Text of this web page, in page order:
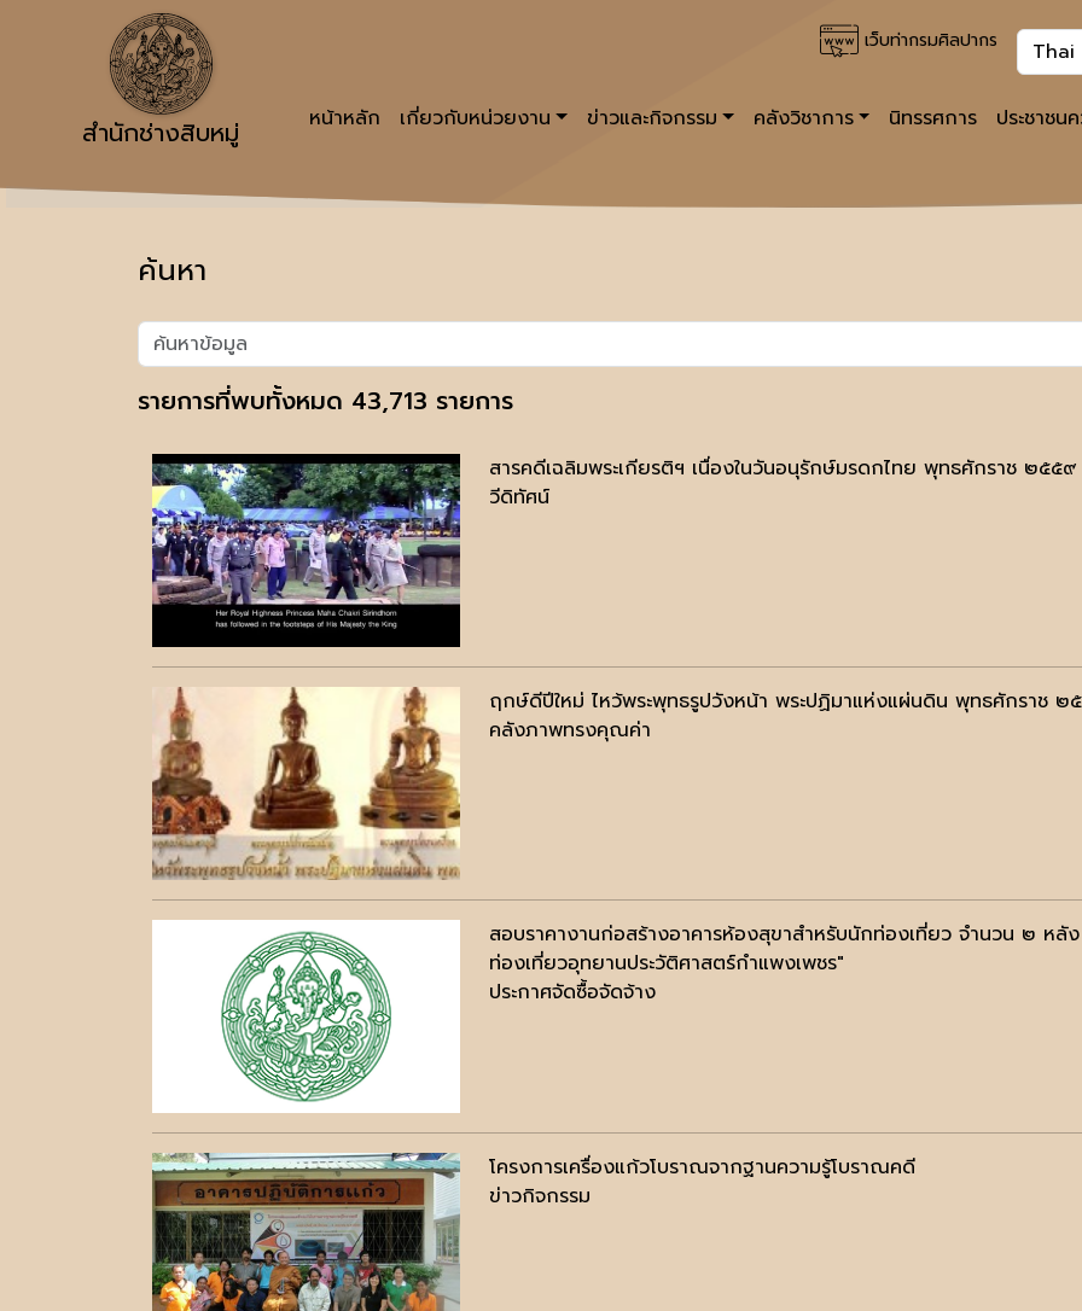
เว็บท่ากรมศิลปากร
สำนักช่างสิบหมู่ หน้าหลัก เกี่ยวกับหน่วยงาน ข่าวและกิจกรรม คลังวิชาการ นิทรรศการ ประชาชน
ค้นหา
รายการที่พบทั้งหมด 43,713 รายการ
สารคดีเฉลิมพระเกียรติฯ เนื่องในวันอนุรักษ์มรดกไทย พุทธศักราช ๒๕๕๙
วีดิทัศน์
ฤกษ์ดีปีใหม่ ไหว้พระพุทธรูปวังหน้า พระปฏิมาแห่งแผ่นดิน พุทธศักราช ๒
คลังภาพทรงคุณค่า
สอบราคางานก่อสร้างอาคารห้องสุขาสำหรับนักท่องเที่ยว จำนวน ๒ ห
ท่องเที่ยวอุทยานประวัติศาสตร์กำแพงเพชร"
ประกาศจัดซื้อจัดจ้าง
โครงการเครื่องแก้วโบราณจากฐานความรู้โบราณคดี
ข่าวกิจกรรม